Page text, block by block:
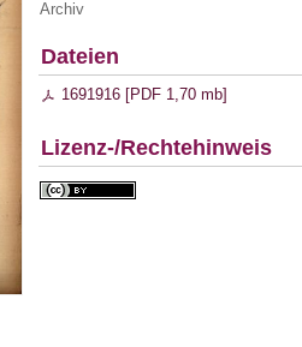
Archiv
Dateien
1691916 [PDF 1,70 mb]
Lizenz-/Rechtehinweis